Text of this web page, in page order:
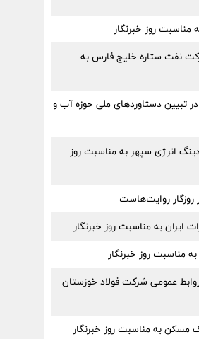
مناسبت روز خبرنگار
نفت ستاره خلیج فارس به
در تبیین دستاوردهای ملی حوزه آب و
انرژی سپهر به مناسبت روز
روزگار روایت‌هاست
ایران به مناسبت روز خبرنگار
مناسبت روز خبرنگار
عمومی شرکت فولاد خوزستان
مسکن به مناسبت روز خبرنگار